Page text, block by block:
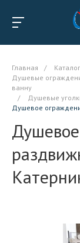
Главная /
Душевые
ванну
/
Душевые
Душевое